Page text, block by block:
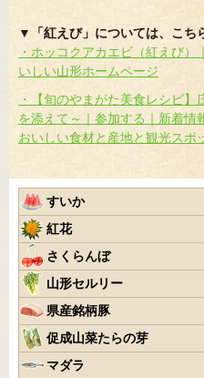
▼「紅えび」については、こち
・ホッコクアカエビ（紅えび
いしい山形ホームページ
・【旬のやまがた美食レシピ
を添えて～｜参加する｜新着
おいしい食材と産地と観光スポ
すいか
紅花
さくらんぼ
山形セルリー
県産銘柄豚
促成山菜たらの芽
マダラ